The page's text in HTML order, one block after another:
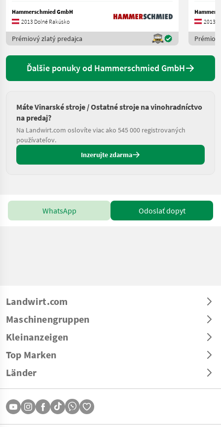
Hammerschmied GmbH
2013 Dolné Rakúsko
Prémiový zlatý predajca
2013
Ďalšie ponuky od Hammerschmied GmbH
Máte Vinarské stroje / Ostatné stroje na vinohradníctvo
na predaj?
Na Landwirt.com oslovíte viac ako 545 000 registrovaných
používateľov.
Inzerujte zdarma
WhatsApp Odoslať dopyt
Landwirt.com
Maschinengruppen
Kleinanzeigen
Top Marken
Länder